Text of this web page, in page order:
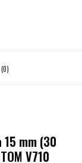
(0)
mm (30
V710